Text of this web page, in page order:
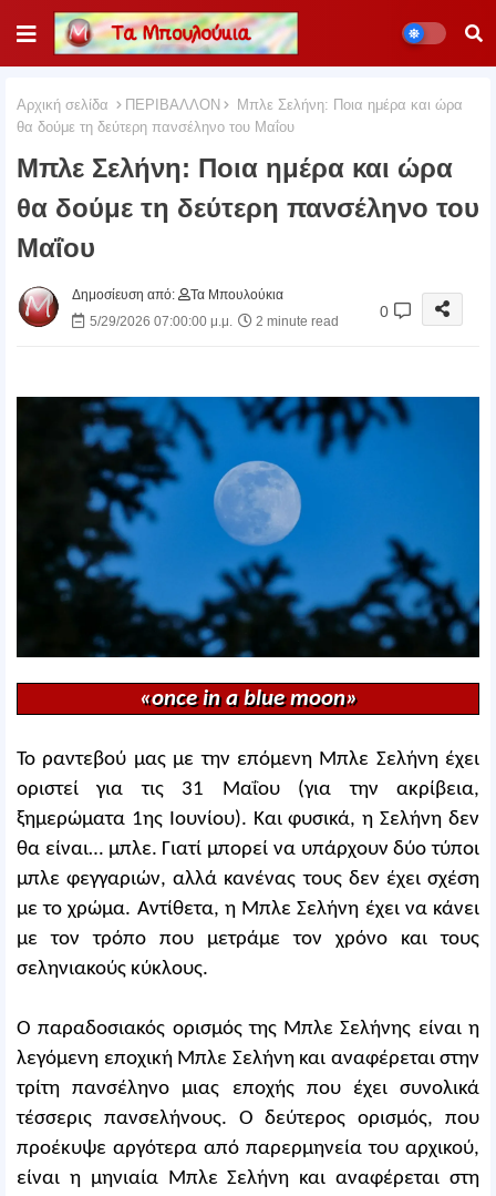
Αρχική σελίδα ΠΕΡΙΒΑΛΛΟΝ
Μπλε Σελήνη: Ποια ημέρα και ώρα
θα δούμε τη δεύτερη πανσέληνο του Μαΐου
Μπλε Σελήνη: Ποια ημέρα και ώρα
θα δούμε τη δεύτερη πανσέληνο του
Μαΐου
Δημοσίευση από:
Τα Μπουλούκια
5/29/2026 07:00:00 μ.μ.
2 minute read
0
«once in a blue moon»
Το ραντεβού μας με την επόμενη Μπλε Σελήνη έχει
οριστεί για τις 31 Μαΐου (για την ακρίβεια,
ξημερώματα 1ης Ιουνίου). Και φυσικά, η Σελήνη δεν
θα είναι… μπλε. Γιατί μπορεί να υπάρχουν δύο τύποι
μπλε φεγγαριών, αλλά κανένας τους δεν έχει σχέση
με το χρώμα. Αντίθετα, η Μπλε Σελήνη έχει να κάνει
με τον τρόπο που μετράμε τον χρόνο και τους
σεληνιακούς κύκλους.
Ο παραδοσιακός ορισμός της Μπλε Σελήνης είναι η
λεγόμενη εποχική Μπλε Σελήνη και αναφέρεται στην
τρίτη πανσέληνο μιας εποχής που έχει συνολικά
τέσσερις πανσελήνους. Ο δεύτερος ορισμός, που
προέκυψε αργότερα από παρερμηνεία του αρχικού,
είναι η μηνιαία Μπλε Σελήνη και αναφέρεται στη